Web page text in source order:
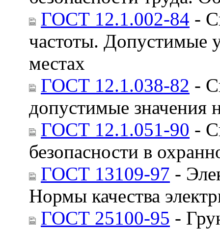
ГОСТ 12.1.002-84 -
частоты. Допустимые
местах
ГОСТ 12.1.038-82 -
допустимые значения
ГОСТ 12.1.051-90 -
безопасности в
ГОСТ 13109-97 -
Нормы качества
ГОСТ 25100-95 -